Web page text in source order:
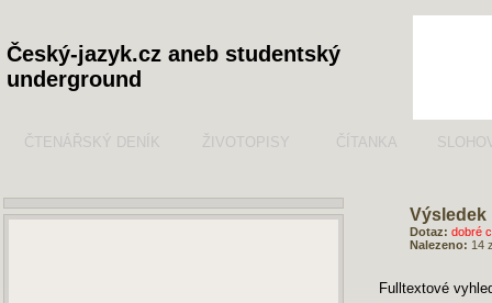
Český-jazyk.cz aneb studentský
underground
ČTENÁŘSKÝ DENÍK ŽIVOTOPISY ČÍTANKA
Výsledek
Dotaz: dobré
Nalezeno: 14
Fulltextové